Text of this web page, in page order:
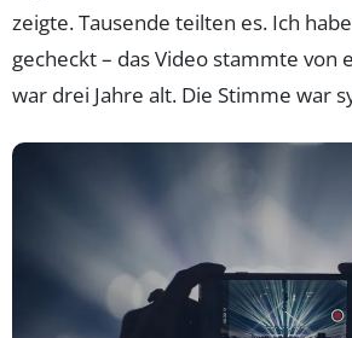
zeigte. Tausende teilten es. Ich
gecheckt – das Video stammte von
war drei Jahre alt. Die Stimme war